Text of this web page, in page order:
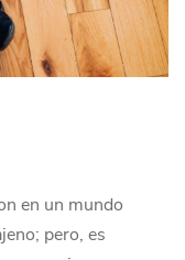
en un mundo
pero, es